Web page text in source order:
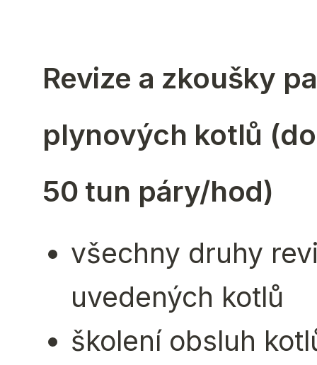
Revize a zkoušky
plynových kotlů
50 tun páry/hod)
všechny druhy
uvedených kotlů
školení obsluh